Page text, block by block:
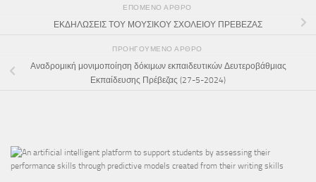
ΕΠΌΜΕΝΟ ΆΡΘΡΟ
ΕΚΔΗΛΩΣΕΙΣ ΤΟΥ ΜΟΥΣΙΚΟΥ ΣΧΟΛΕΙΟΥ ΠΡΕΒΕΖΑΣ
ΠΡΟΗΓΟΎΜΕΝΟ ΆΡΘΡΟ
Αναδρομική μονιμοποίηση δόκιμων εκπαιδευτικών Δευτεροβάθμιας
Εκπαίδευσης Πρέβεζας (27-5-2024)